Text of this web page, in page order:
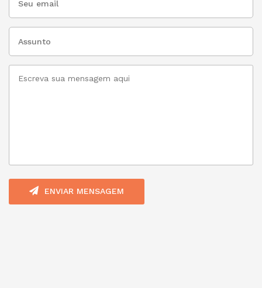
ENVIAR MENSAGEM